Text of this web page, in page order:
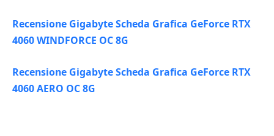
Recensione Gigabyte Scheda Grafica GeForce RTX
4060 WINDFORCE OC 8G
Recensione Gigabyte Scheda Grafica GeForce RTX
4060 AERO OC 8G